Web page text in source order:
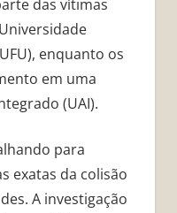
das vítimas
enquanto os
em uma
(UAI).
para
exatas da colisão
A investigação